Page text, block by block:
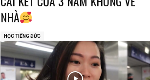
NHÀ
HỌC TIẾNG ĐỨC